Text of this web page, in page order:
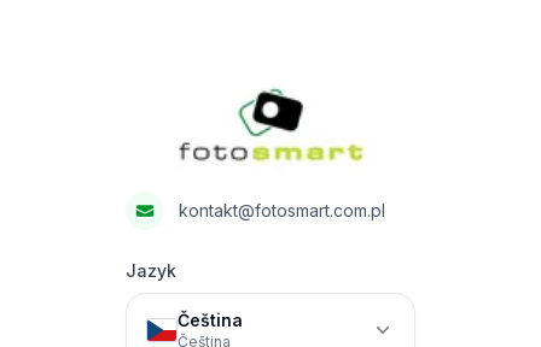
kontakt@fotosmart.com.pl
Jazyk
Čeština
Čeština